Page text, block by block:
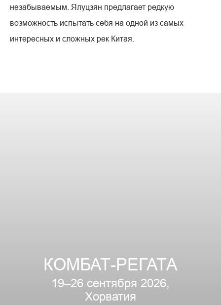
незабываемым. Ялуцзян предлагает редкую
возможность испытать себя на одной из самых
интересных и сложных рек Китая.
КОМБАТ-РЕГАТА
19–26 сентября 2026,
Хорватия